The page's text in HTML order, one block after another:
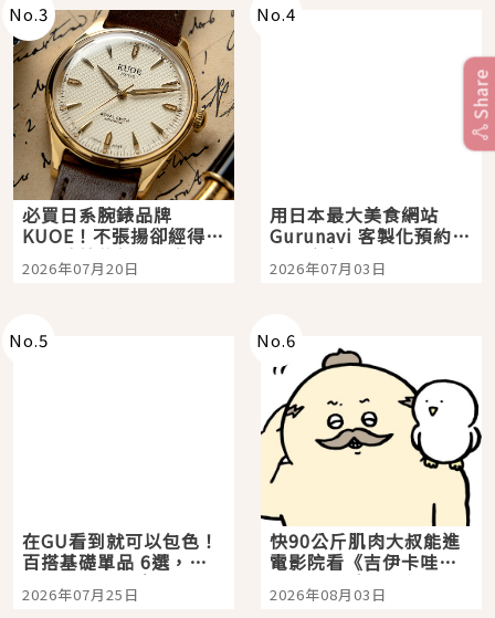
No.3
必買日系腕錶品牌
KUOE！不張揚卻經得起
時間洗鍊的經典之作五
選
2026年07月20日
No.4
用日本最大美食網站
Gurunavi 客製化預約九
大都市餐廳，打造專屬
美食體驗！
2026年07月03日
No.5
在GU看到就可以包色！
百搭基礎單品 6選，閉
眼全收也不心疼
2026年07月25日
No.6
快90公斤肌肉大叔能進
電影院看《吉伊卡哇》
嗎？日本重金屬樂團
「打首」會長與nagano
2026年08月03日
Share